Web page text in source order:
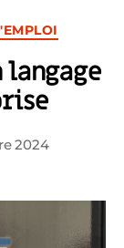
langage
2024